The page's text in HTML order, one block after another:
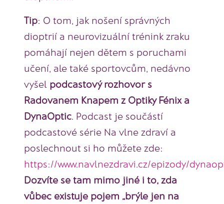
Tip: O tom, jak nošení správných
dioptrií a neurovizuální trénink zraku
pomáhají nejen dětem s poruchami
učení, ale také sportovcům, nedávno
vyšel podcastový rozhovor s
Radovanem Knapem z Optiky Fénix a
DynaOptic. Podcast je součástí
podcastové série Na vlne zdraví a
poslechnout si ho můžete zde:
https://www.navlnezdravi.cz/epizody/
Dozvíte se tam mimo jiné i to, zda
vůbec existuje pojem „brýle jen na